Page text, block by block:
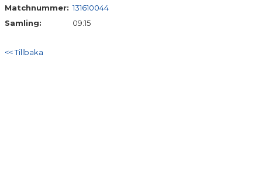
Matchnummer: 131610044
Samling:
09:15
<< Tillbaka